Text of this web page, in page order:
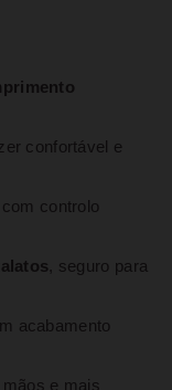
confortável e
controlo
, seguro para
acabamento
e mais